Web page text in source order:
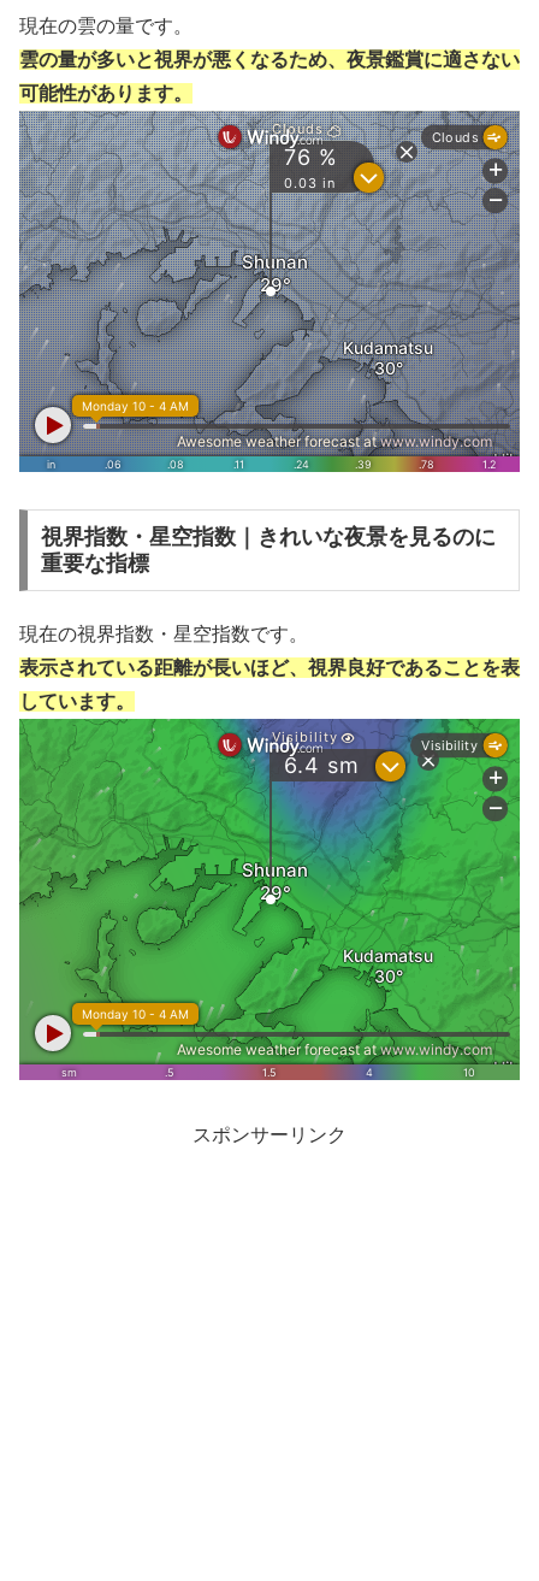
現在の雲の量です。
雲の量が多いと視界が悪くなるため、夜景鑑賞に適さない
可能性があります。
視界指数・星空指数｜きれいな夜景を見るのに
重要な指標
現在の視界指数・星空指数です。
表示されている距離が長いほど、視界良好であることを表
しています。
スポンサーリンク